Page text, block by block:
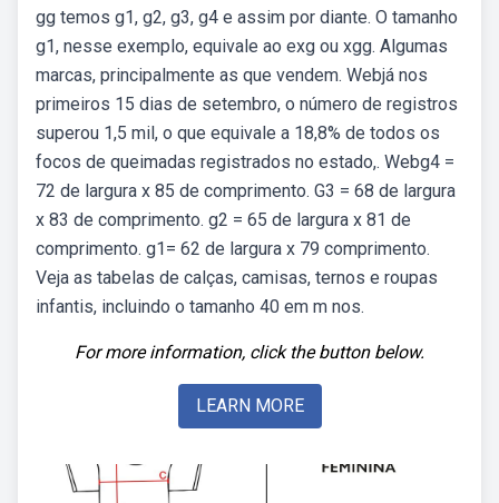
gg temos g1, g2, g3, g4 e assim por diante. O tamanho
g1, nesse exemplo, equivale ao exg ou xgg. Algumas
marcas, principalmente as que vendem. Webjá nos
primeiros 15 dias de setembro, o número de registros
superou 1,5 mil, o que equivale a 18,8% de todos os
focos de queimadas registrados no estado,. Webg4 =
72 de largura x 85 de comprimento. G3 = 68 de largura
x 83 de comprimento. g2 = 65 de largura x 81 de
comprimento. g1= 62 de largura x 79 comprimento.
Veja as tabelas de calças, camisas, ternos e roupas
infantis, incluindo o tamanho 40 em m nos.
For more information, click the button below.
LEARN MORE